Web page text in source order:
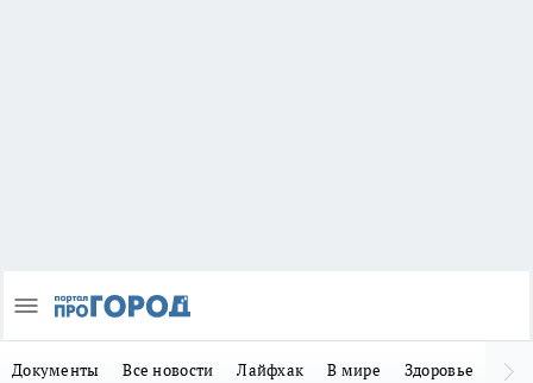
Документы Все новости Лайфхак В мире Здоровье